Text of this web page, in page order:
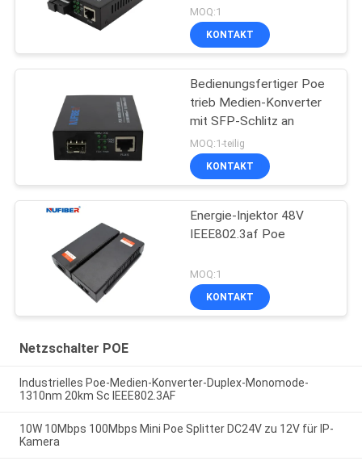
einzelnes Faser Sc 20km
MOQ:1
KONTAKT
Bedienungsfertiger Poe
trieb Medien-Konverter
mit SFP-Schlitz an
MOQ:1-teilig
KONTAKT
Energie-Injektor 48V
IEEE802.3af Poe
MOQ:1
KONTAKT
Netzschalter POE
Industrielles Poe-Medien-Konverter-Duplex-Monomode-
1310nm 20km Sc IEEE802.3AF
10W 10Mbps 100Mbps Mini Poe Splitter DC24V zu 12V für IP-
Kamera